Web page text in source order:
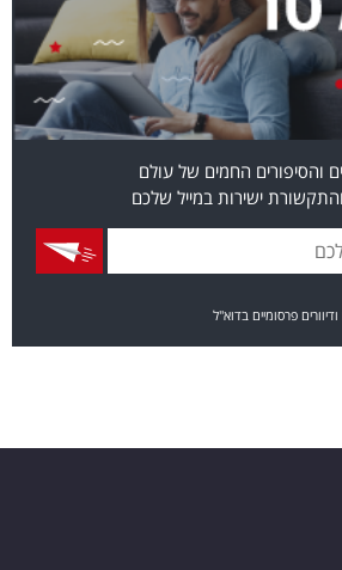
והסיפורים החמים של עולם
ישירות במייל שלכם
פרסומיים בדוא"ל